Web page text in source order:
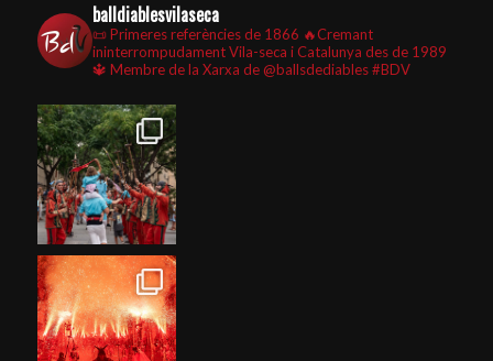
balldiablesvilaseca
📜 Primeres referències de 1866 🔥Cremant
ininterrompudament Vila-seca i Catalunya des de 1989
🔱 Membre de la Xarxa de @ballsdediables#BDV